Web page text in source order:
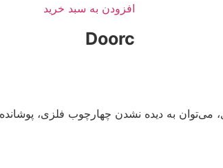
افزودن به سبد خرید
Doorc
می‌توان به دیده نشدن چهارچوب فلزی،